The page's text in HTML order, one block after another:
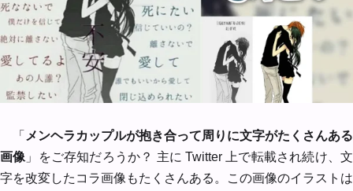
「 メンヘラカップルが抱き合って周りに文字がたくさんある
画像 」をご存知だろうか？ 主に Twitter 上で転載され続け、文
字を改変したコラ画像もたくさんある。この画像のイラストは